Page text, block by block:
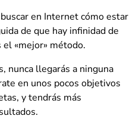
en Internet cómo estar
de que hay infinidad de
el «mejor» método.
nunca llegarás a ninguna
en unos pocos objetivos
y tendrás más